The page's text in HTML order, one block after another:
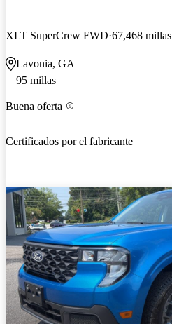
XLT SuperCrew FWD 67,468 millas
Lavonia, GA
95 millas
Buena oferta
Certificados por el fabricante